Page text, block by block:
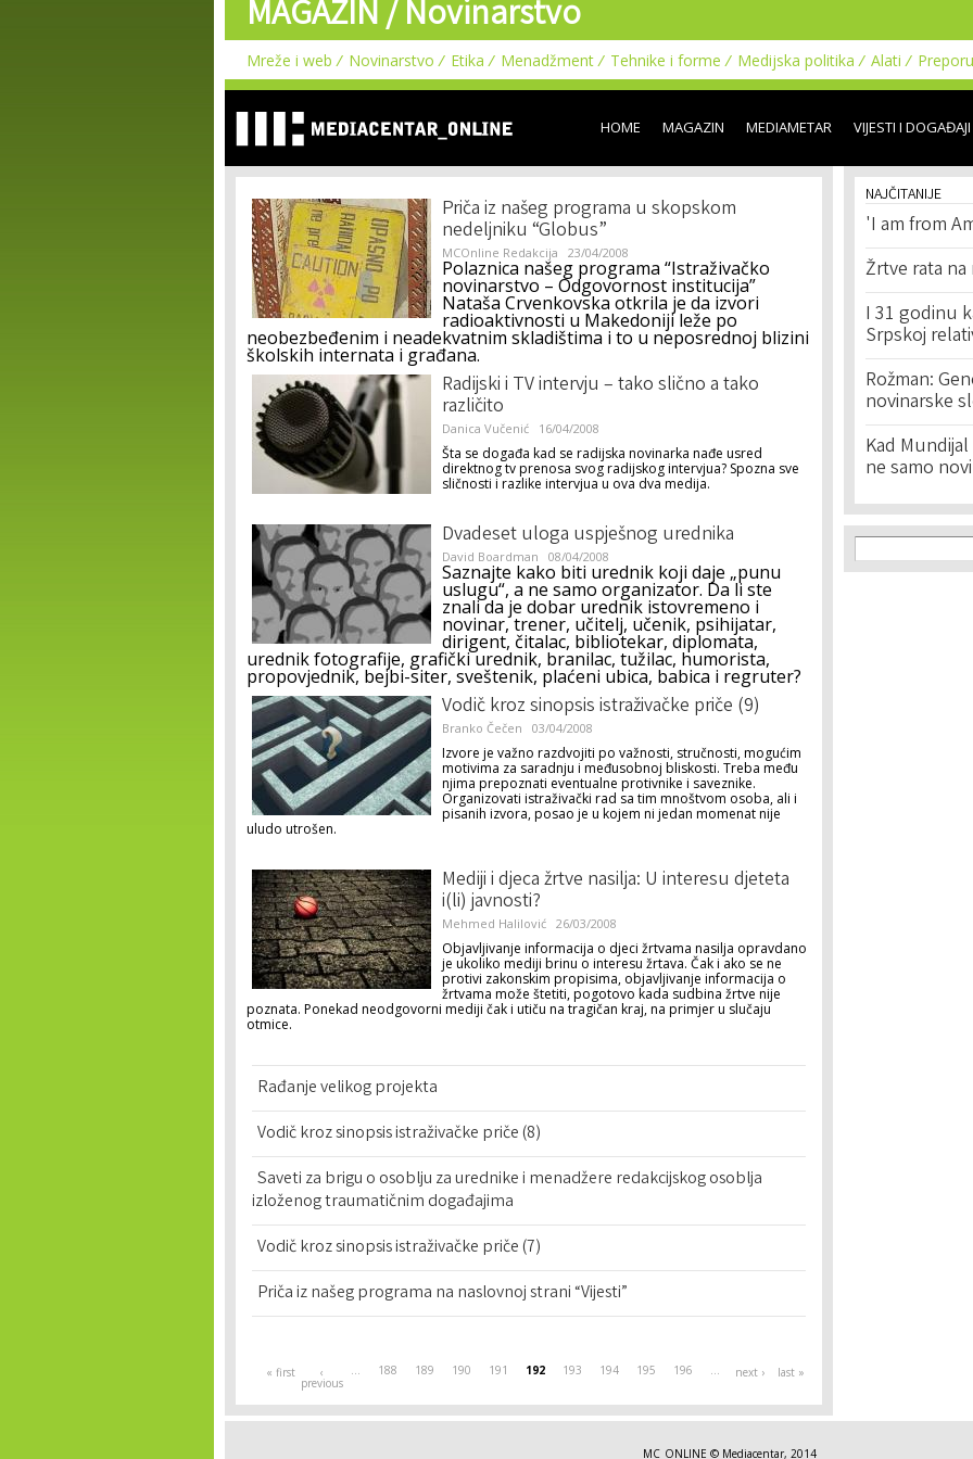
content
MAGAZIN /Novinarstvo
Mreže i web Novinarstvo Etika Menadžment Tehnike i forme Medijska politika Alati
HOME MAGAZIN MEDIAMETAR VIJESTI I DOGAĐAJI
Priča iz našeg programa u skopskom
nedeljniku “Globus”
MCOnline Redakcija 23/04/2008
Polaznica našeg programa “Istraživačko
novinarstvo – Odgovornost institucija”
Nataša Crvenkovska otkrila je da izvori
radioaktivnosti u Makedoniji leže po
neobezbeđenim i neadekvatnim skladištima i to u neposrednoj blizini
školskih internata i građana.
Radijski i TV intervju – tako slično a tako
različito
Danica Vučenić 16/04/2008
Šta se događa kad se radijska novinarka nađe usred
direktnog tv prenosa svog radijskog intervjua? Spozna sve
sličnosti i razlike intervjua u ova dva medija.
Dvadeset uloga uspješnog urednika
David Boardman 08/04/2008
Saznajte kako biti urednik koji daje „punu
uslugu“, a ne samo organizator. Da li ste
znali da je dobar urednik istovremeno i
novinar, trener, učitelj, učenik, psihijatar,
dirigent, čitalac, bibliotekar, diplomata,
urednik fotografije, grafički urednik, branilac, tužilac, humorista,
propovjednik, bejbi-siter, sveštenik, plaćeni ubica, babica i regruter?
Vodič kroz sinopsis istraživačke priče (9)
Branko Čečen 03/04/2008
Izvore je važno razdvojiti po važnosti, stručnosti, mogućim
motivima za saradnju i međusobnoj bliskosti. Treba među
njima prepoznati eventualne protivnike i saveznike.
Organizovati istraživački rad sa tim mnoštvom osoba, ali i
pisanih izvora, posao je u kojem ni jedan momenat nije
uludo utrošen.
Mediji i djeca žrtve nasilja: U interesu djeteta
i(li) javnosti?
Mehmed Halilović 26/03/2008
Objavljivanje informacija o djeci žrtvama nasilja opravdano
je ukoliko mediji brinu o interesu žrtava. Čak i ako se ne
protivi zakonskim propisima, objavljivanje informacija o
žrtvama može štetiti, pogotovo kada sudbina žrtve nije
poznata. Ponekad neodgovorni mediji čak i utiču na tragičan kraj, na primjer u slučaju
otmice.
Rađanje velikog projekta
Vodič kroz sinopsis istraživačke priče (8)
Saveti za brigu o osoblju za urednike i menadžere redakcijskog osoblja
izloženog traumatičnim događajima
Vodič kroz sinopsis istraživačke priče (7)
Priča iz našeg programa na naslovnoj strani “Vijesti”
Pages
« first ‹
previous
… 188 189 190 191 192 193 194 195 196 … next › last »
NAJČITANIJE
'I am from
Žrtve rata
I 31 godinu
Srpskoj
Rožman:
novinarske
Kad
ne samo
Search
Search
MC_ONLINE © Mediacentar, 2014